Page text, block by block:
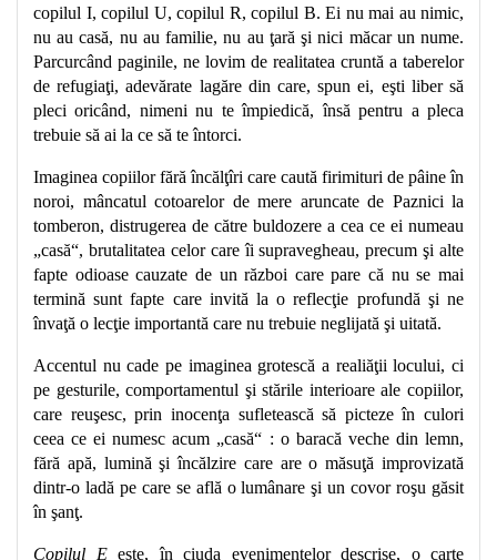
copilul I, copilul U, copilul R, copilul B. Ei nu mai au nimic,
nu au casă, nu au familie, nu au ţară şi nici măcar un nume.
Parcurcând paginile, ne lovim de realitatea cruntă a taberelor
de refugiaţi, adevărate lagăre din care, spun ei, eşti liber să
pleci oricând, nimeni nu te împiedică, însă pentru a pleca
trebuie să ai la ce să te întorci.
Imaginea copiilor fără încălţîri care caută firimituri de pâine în
noroi, mâncatul cotoarelor de mere aruncate de Paznici la
tomberon, distrugerea de către buldozere a cea ce ei numeau
„casă“, brutalitatea celor care îi supravegheau, precum şi alte
fapte odioase cauzate de un război care pare că nu se mai
termină sunt fapte care invită la o reflecţie profundă şi ne
învaţă o lecţie importantă care nu trebuie neglijată şi uitată.
Accentul nu cade pe imaginea grotescă a realiăţii locului, ci
pe gesturile, comportamentul şi stările interioare ale copiilor,
care reuşesc, prin inocenţa sufletească să picteze în culori
ceea ce ei numesc acum „casă“ : o baracă veche din lemn,
fără apă, lumină şi încălzire care are o măsuţă improvizată
dintr-o ladă pe care se află o lumânare şi un covor roşu găsit
în şanţ.
Copilul E este, în ciuda evenimentelor descrise, o carte